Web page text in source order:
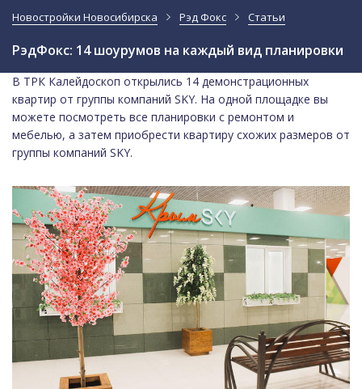
Новостройки Новосибирска Рэд Фокс Статьи
РэдФокс: 14 шоурумов на каждый вид планировки
В ТРК Калейдоскоп открылись 14 демонстрационных
квартир от группы компаний SKY. На одной площадке вы
можете посмотреть все планировки с ремонтом и
мебелью, а затем приобрести квартиру схожих размеров от
группы компаний SKY.